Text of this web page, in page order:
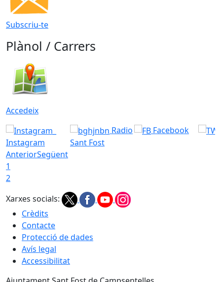
Subscriu-te
Plànol / Carrers
Accedeix
Instagram
Radio
Sant Fost
Facebook
AnteriorSegüent
1
2
Xarxes socials:
Crèdits
Contacte
Protecció de dades
Avís legal
Accessibilitat